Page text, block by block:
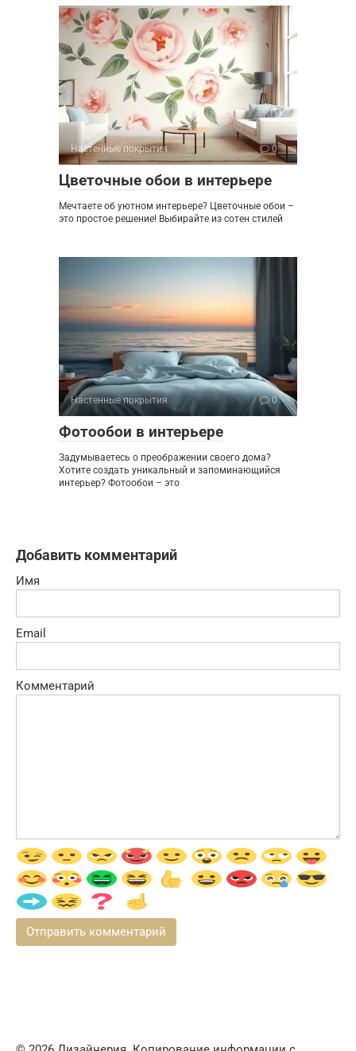
Настенные покрытия 0
Цветочные обои в интерьере
Мечтаете об уютном интерьере? Цветочные обои –
это простое решение! Выбирайте из сотен стилей
Настенные покрытия 0
Фотообои в интерьере
Задумываетесь о преображении своего дома?
Хотите создать уникальный и запоминающийся
интерьер? Фотообои – это
Добавить комментарий
Имя
Email
Комментарий